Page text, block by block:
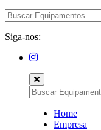
Siga-nos:
Home
Empresa